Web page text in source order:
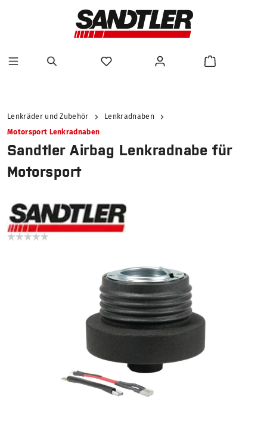
Lenkräder und Zubehör
Lenkradnaben
Motorsport Lenkradnaben
Sandtler Airbag Lenkradnabe für
Motorsport
Bildergalerie überspringen